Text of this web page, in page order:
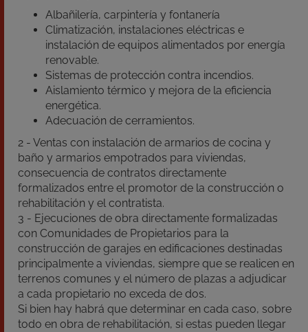
Albañilería, carpintería y fontanería
Climatización, instalaciones eléctricas e
instalación de equipos alimentados por energía
renovable.
Sistemas de protección contra incendios.
Aislamiento térmico y mejora de la eficiencia
energética.
Adecuación de cerramientos.
2 - Ventas con instalación de armarios de cocina y
baño y armarios empotrados para viviendas,
consecuencia de contratos directamente
formalizados entre el promotor de la construcción o
rehabilitación y el contratista.
3 - Ejecuciones de obra directamente formalizadas
con Comunidades de Propietarios para la
construcción de garajes en edificaciones destinadas
principalmente a viviendas, siempre que se realicen en
terrenos comunes y el número de plazas a adjudicar
a cada propietario no exceda de dos.
Si bien hay habrá que determinar en cada caso, sobre
todo en obra de rehabilitación, si estas pueden llegar